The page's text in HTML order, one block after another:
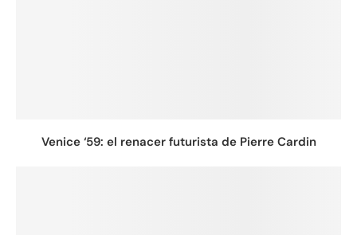
Venice ‘59: el renacer futurista de Pierre Cardin